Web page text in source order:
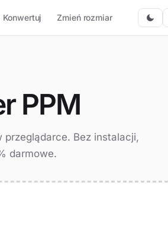
Konwertuj Zmień rozmiar
PPM
przeglądarce. Bez instalacji,
darmowe.